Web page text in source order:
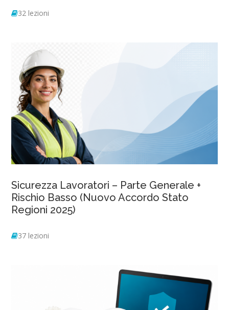
32 lezioni
Sicurezza Lavoratori – Parte Generale +
Rischio Basso (Nuovo Accordo Stato
Regioni 2025)
37 lezioni